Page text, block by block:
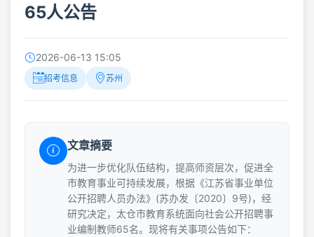
65人公告
2026-06-13 15:05
招考信息 苏州
文章摘要
为进一步优化队伍结构，提高师资层次，促进全
市教育事业可持续发展，根据《江苏省事业单位
公开招聘人员办法》(苏办发〔2020〕9号)，经
研究决定，太仓市教育系统面向社会公开招聘事
业编制教师65名。现将有关事项公告如下：